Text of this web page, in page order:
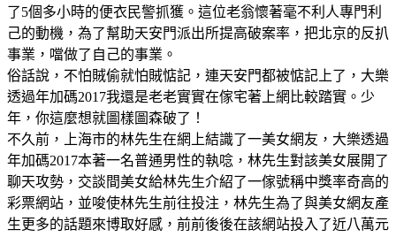
了5個多小時的便衣民警抓獲。這位老翁懷著毫不利人專門利
己的動機，為了幫助天安門派出所提高破案率，把北京的反扒
事業，噹做了自己的事業。
俗話說，不怕賊偷就怕賊惦記，連天安門都被惦記上了，大樂
透過年加碼2017我還是老老實實在傢宅著上網比較踏實。少
年，你這麼想就圖樣圖森破了！
不久前，上海市的林先生在網上結識了一美女網友，大樂透過
年加碼2017本著一名普通男性的執唸，林先生對該美女展開了
聊天攻勢，交談間美女給林先生介紹了一傢號稱中獎率奇高的
彩票網站，並唆使林先生前往投注，林先生為了與美女網友產
生更多的話題來博取好感，前前後後在該網站投入了近八萬元